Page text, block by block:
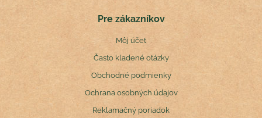
Pre zákazníkov
Môj účet
Často kladené otázky
Obchodné podmienky
Ochrana osobných údajov
Reklamačný poriadok